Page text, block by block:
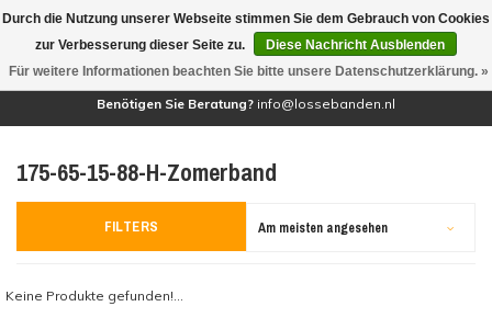
(0)
Benötigen Sie Beratung? info@lossebanden.nl
175-65-15-88-H-Zomerband
FILTERS Am meisten angesehen
Keine Produkte gefunden!...
Durch die Nutzung unserer Webseite stimmen Sie dem Gebrauch von Cookies
zur Verbesserung dieser Seite zu.
Diese Nachricht Ausblenden
Für weitere Informationen beachten Sie bitte unsere Datenschutzerklärung. »